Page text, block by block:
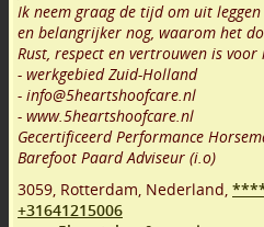
Ik neem graag de tijd om uit
en belangrijker nog, waarom het
Rust, respect en vertrouwen is voor
- werkgebied Zuid-Holland
- info@5heartshoofcare.nl
- www.5heartshoofcare.nl
Gecertificeerd Performance
Barefoot Paard Adviseur (i.o)
3059, Rotterdam, Nederland,
+31641215006